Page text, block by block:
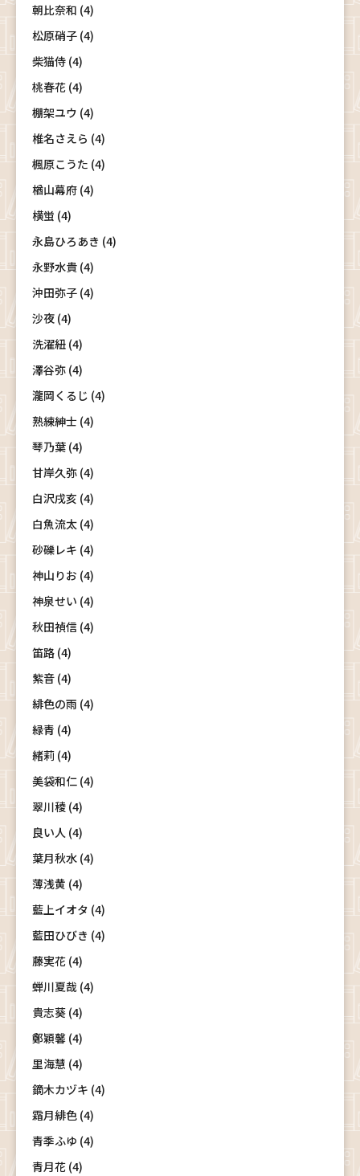
朝比奈和 (4)
松原硝子 (4)
柴猫侍 (4)
桃春花 (4)
棚架ユウ (4)
椎名さえら (4)
楓原こうた (4)
楢山幕府 (4)
横蛍 (4)
永島ひろあき (4)
永野水貴 (4)
沖田弥子 (4)
沙夜 (4)
洗濯紐 (4)
澤谷弥 (4)
瀧岡くるじ (4)
熟練紳士 (4)
琴乃葉 (4)
甘岸久弥 (4)
白沢戌亥 (4)
白魚流太 (4)
砂礫レキ (4)
神山りお (4)
神泉せい (4)
秋田禎信 (4)
笛路 (4)
紫音 (4)
緋色の雨 (4)
緑青 (4)
緒莉 (4)
美袋和仁 (4)
翠川稜 (4)
良い人 (4)
葉月秋水 (4)
薄浅黄 (4)
藍上イオタ (4)
藍田ひびき (4)
藤実花 (4)
蝉川夏哉 (4)
貴志葵 (4)
鄭穎馨 (4)
里海慧 (4)
鏑木カヅキ (4)
霜月緋色 (4)
青季ふゆ (4)
青月花 (4)